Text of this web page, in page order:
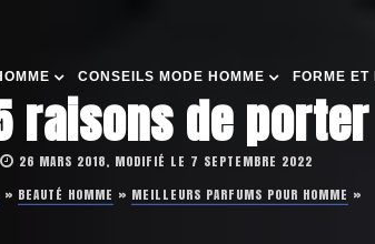
CONSEILS MODE HOMME FORME ET
raisons de
26 MARS 2018, MODIFIÉ LE 7 SEPTEMBRE 2022
» BEAUTÉ HOMME » MEILLEURS PARFUMS POUR HOMME »